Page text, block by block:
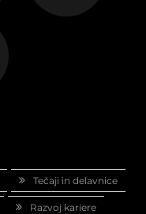
Tečaji in delavnice
Razvoj kariere